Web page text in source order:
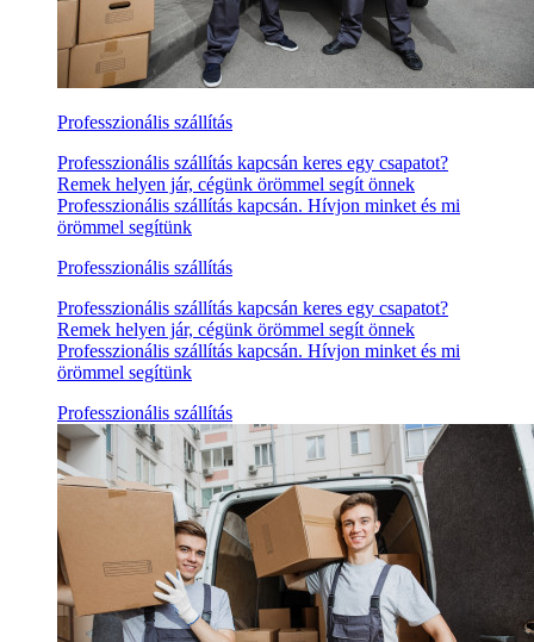
Professzionális szállítás
Professzionális szállítás kapcsán keres egy csapatot?
Remek helyen jár, cégünk örömmel segít önnek
Professzionális szállítás kapcsán. Hívjon minket és mi
örömmel segítünk
Professzionális szállítás
Professzionális szállítás kapcsán keres egy csapatot?
Remek helyen jár, cégünk örömmel segít önnek
Professzionális szállítás kapcsán. Hívjon minket és mi
örömmel segítünk
Professzionális szállítás